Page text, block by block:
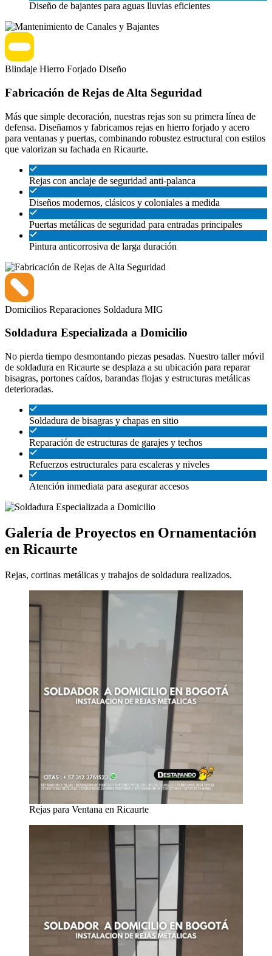
Diseño de bajantes para aguas lluvias eficientes
Blindaje Hierro Forjado Diseño
Fabricación de Rejas de Alta Seguridad
Más que simple decoración, nuestras rejas son su primera línea de
defensa. Diseñamos y fabricamos rejas en hierro forjado y acero
para ventanas y puertas, combinando robustez estructural con estilos
que valorizan su fachada en Ricaurte.
Rejas con anclaje de seguridad anti-palanca
Diseños modernos, clásicos y coloniales a medida
Puertas metálicas de seguridad para entradas principales
Pintura anticorrosiva de larga duración
Domicilios Reparaciones Soldadura MIG
Soldadura Especializada a Domicilio
No pierda tiempo desmontando piezas pesadas. Nuestro taller móvil
de soldadura en Ricaurte se desplaza a su ubicación para reparar
bisagras, portones caídos, barandas flojas y estructuras metálicas
deterioradas.
Soldadura de bisagras y chapas en sitio
Reparación de estructuras de garajes y techos
Refuerzos estructurales para escaleras y niveles
Atención inmediata para asegurar accesos
Galería de Proyectos en Ornamentación
en Ricaurte
Rejas, cortinas metálicas y trabajos de soldadura realizados.
Rejas para Ventana en Ricaurte